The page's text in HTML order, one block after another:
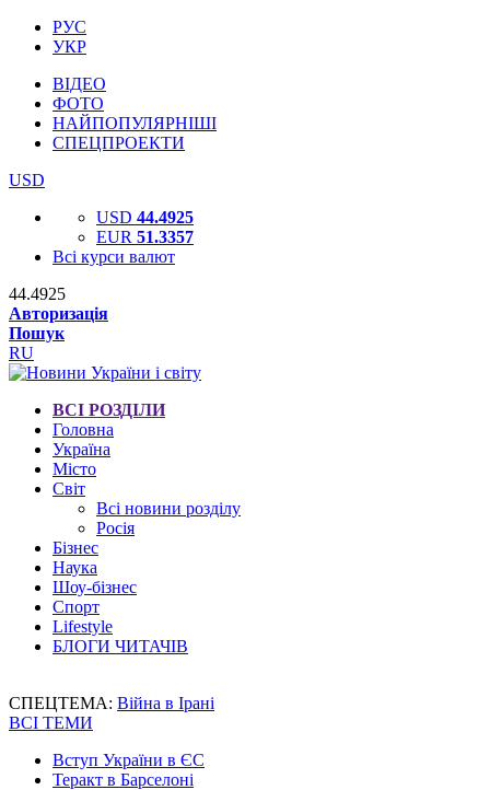
РУС
УКР
ВІДЕО
ФОТО
НАЙПОПУЛЯРНІШІ
СПЕЦПРОЕКТИ
USD
USD 44.4925
EUR 51.3357
Всі курси валют
44.4925
Авторизація
Пошук
RU
ВСІ РОЗДІЛИ
Головна
Україна
Місто
Світ
Всі новини розділу
Росія
Бізнес
Наука
Шоу-бізнес
Спорт
Lifestyle
БЛОГИ ЧИТАЧІВ
СПЕЦТЕМА: Війна в Ірані
ВСІ ТЕМИ
Вступ України в ЄС
Теракт в Барселоні